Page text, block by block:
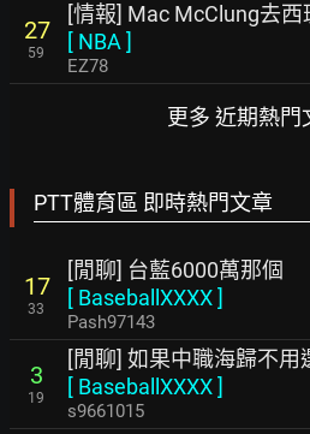
27
59
[情報] Mac McClung去西
[ NBA ]
EZ78
更多 近期熱門
PTT體育區 即時熱門文章
17
33
[閒聊] 台藍6000萬那個
[ BaseballXXXX]
Pash97143
3
19
[閒聊] 如果中職海歸不用
[ BaseballXXXX]
s9661015